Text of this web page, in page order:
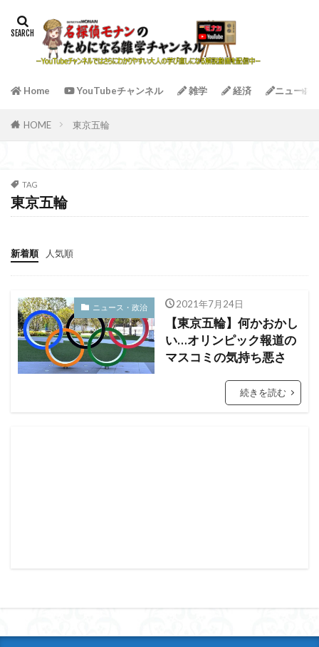
Home YouTubeチャンネル 雑学 経済 ニュース
HOME 東京五輪
TAG
東京五輪
新着順 人気順
ニュース・政治 2021年7月24日
【東京五輪】何かおかし
い…オリンピック報道の
マスコミの気持ち悪さ
続きを読む